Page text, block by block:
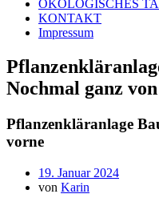
ÖKOLOGISCHES
KONTAKT
Impressum
Nochmal ganz
Pflanzenkläranlage
vorne
19. Januar 2024
von Karin